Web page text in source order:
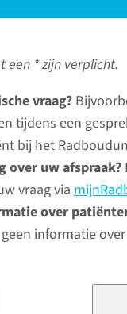
een * zijn verplicht.
vraag?
tijdens een
bij het
over uw afspraak?
vraag via
over
informatie